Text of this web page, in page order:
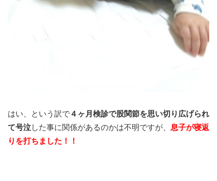
はい、という訳で４ヶ月検診で股関節を思い切り広げられ
て号泣した事に関係があるのかは不明ですが、 息子が寝返
りを打ちました！！